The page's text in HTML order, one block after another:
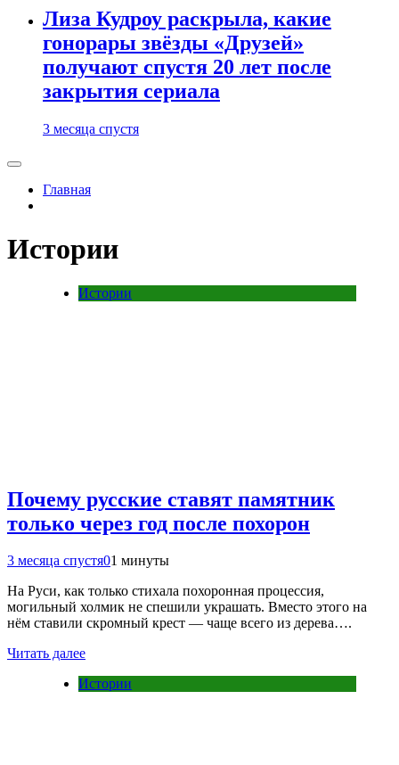
Лиза Кудроу раскрыла, какие
гонорары звёзды «Друзей»
получают спустя 20 лет после
закрытия сериала
3 месяца спустя
Главная
Истории
Истории
Почему русские ставят памятник
только через год после похорон
3 месяца спустя01 минуты
На Руси, как только стихала похоронная процессия,
могильный холмик не спешили украшать. Вместо этого на
нём ставили скромный крест — чаще всего из дерева….
Читать далее
Истории